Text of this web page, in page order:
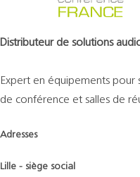
Distributeur de solutions
Expert en équipements pour
de conférence et salles de
Adresses
Lille - siège social